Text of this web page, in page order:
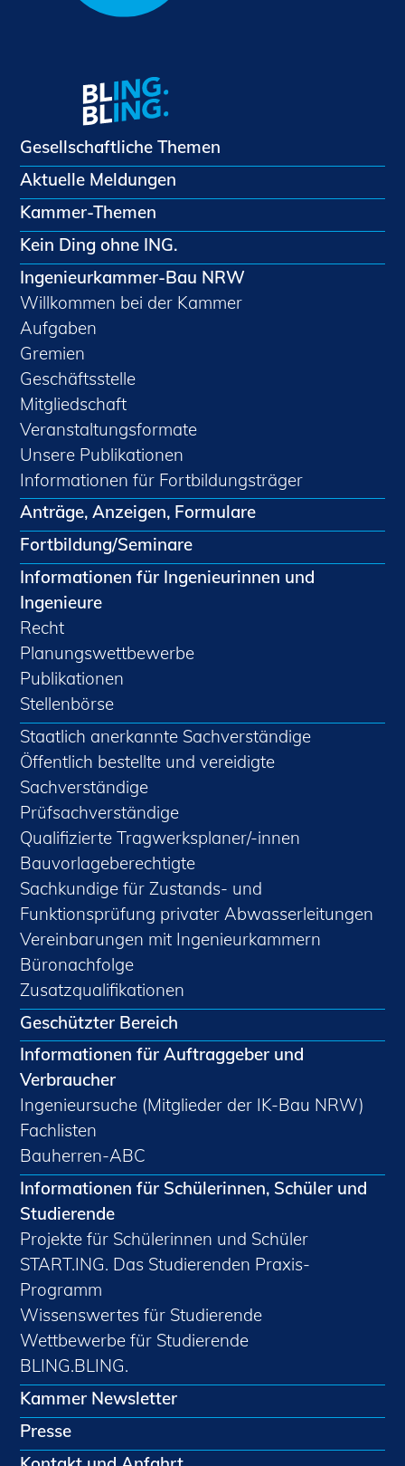
Gesellschaftliche Themen
Aktuelle Meldungen
Kammer-Themen
Kein Ding ohne ING.
Ingenieurkammer-Bau NRW
Willkommen bei der Kammer
Aufgaben
Gremien
Geschäftsstelle
Mitgliedschaft
Veranstaltungsformate
Unsere Publikationen
Informationen für Fortbildungsträger
Anträge, Anzeigen, Formulare
Fortbildung/Seminare
Informationen für Ingenieurinnen und
Ingenieure
Recht
Planungswettbewerbe
Publikationen
Stellenbörse
Staatlich anerkannte Sachverständige
Öffentlich bestellte und vereidigte
Sachverständige
Prüfsachverständige
Qualifizierte Tragwerksplaner/-innen
Bauvorlageberechtigte
Sachkundige für Zustands- und
Funktionsprüfung privater Abwasserleitungen
Vereinbarungen mit Ingenieurkammern
Büronachfolge
Zusatzqualifikationen
Geschützter Bereich
Informationen für Auftraggeber und
Verbraucher
Ingenieursuche (Mitglieder der IK-Bau NRW)
Fachlisten
Bauherren-ABC
Informationen für Schülerinnen, Schüler und
Studierende
Projekte für Schülerinnen und Schüler
START.ING. Das Studierenden Praxis-
Programm
Wissenswertes für Studierende
Wettbewerbe für Studierende
BLING.BLING.
Kammer Newsletter
Presse